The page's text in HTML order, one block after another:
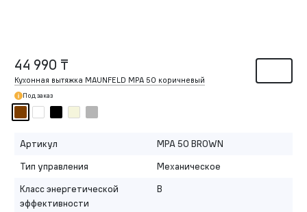
44 990 ₸
Кухонная вытяжка MAUNFELD MPA 50 коричневый
Под заказ
Артикул
MPA 50 BROWN
Тип управления
Механическое
Класс энергетической
эффективности
B